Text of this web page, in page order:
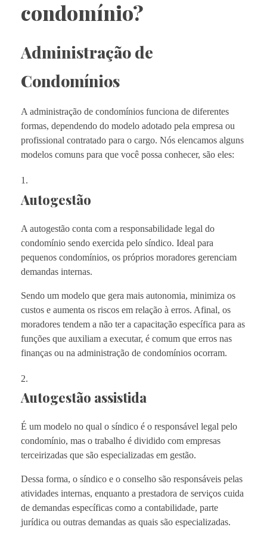
condomínio?
Administração de
Condomínios
A administração de condomínios funciona de diferentes
formas, dependendo do modelo adotado pela empresa ou
profissional contratado para o cargo. Nós elencamos alguns
modelos comuns para que você possa conhecer, são eles:
Autogestão
A autogestão conta com a responsabilidade legal do
condomínio sendo exercida pelo síndico. Ideal para
pequenos condomínios, os próprios moradores gerenciam
demandas internas.
Sendo um modelo que gera mais autonomia, minimiza os
custos e aumenta os riscos em relação à erros. Afinal, os
moradores tendem a não ter a capacitação específica para as
funções que auxiliam a executar, é comum que erros nas
finanças ou na administração de condomínios ocorram.
Autogestão assistida
É um modelo no qual o síndico é o responsável legal pelo
condomínio, mas o trabalho é dividido com empresas
terceirizadas que são especializadas em gestão.
Dessa forma, o síndico e o conselho são responsáveis pelas
atividades internas, enquanto a prestadora de serviços cuida
de demandas específicas como a contabilidade, parte
jurídica ou outras demandas as quais são especializadas.